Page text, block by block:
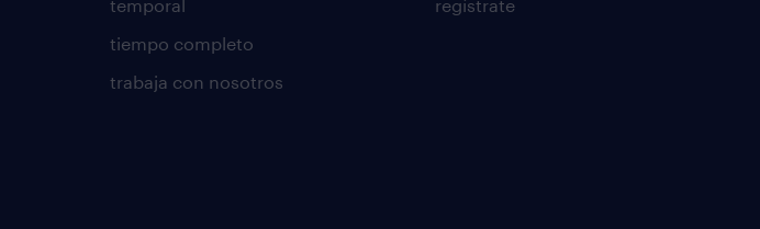
temporal
tiempo completo
trabaja con nosotros
regístrate